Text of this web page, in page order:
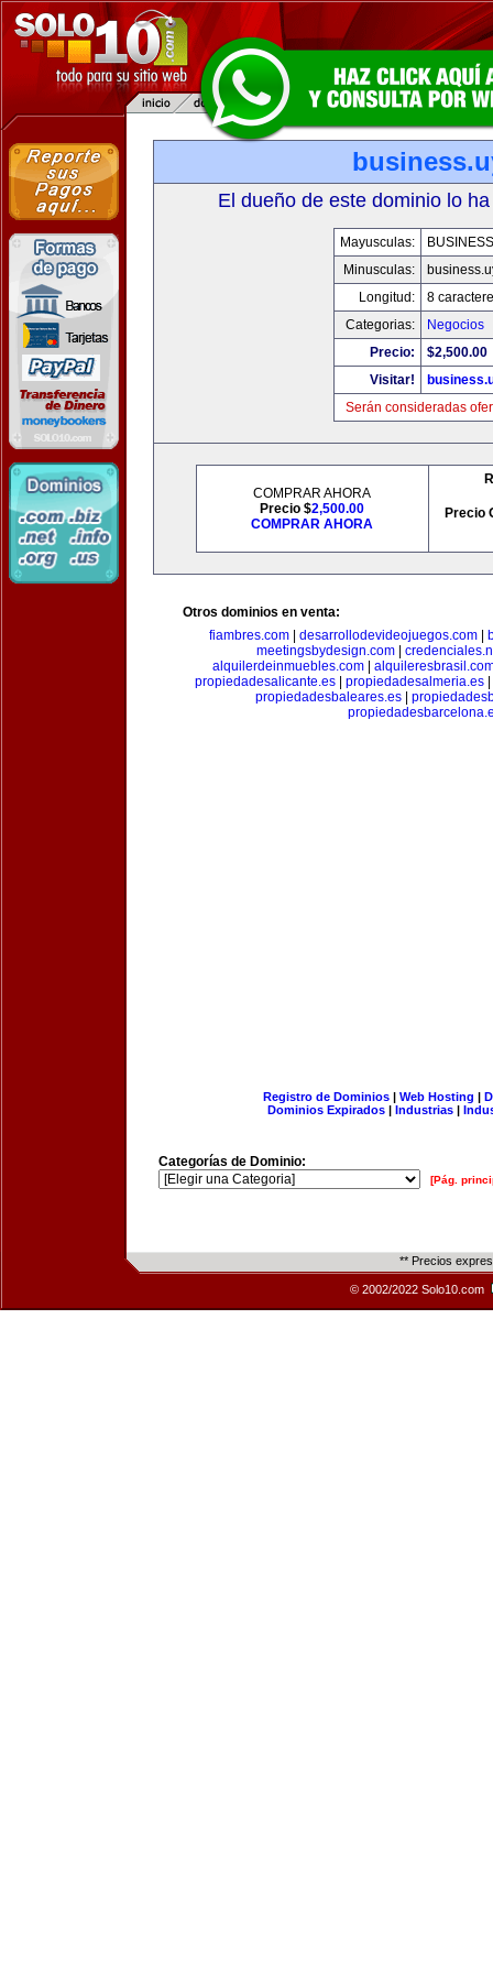
El dueño de este dominio lo
Mayusculas:
Minusculas:
Longitud:
8
Categorias:
Negocios
Precio:
$2,500.00
Visitar!
Serán consideradas
COMPRAR AHORA
Precio $2,500.00
COMPRAR AHORA
Precio
Otros dominios en venta:
fiambres.com| desarrollodevideojuegos.com|
meetingsbydesign.com|
alquilerdeinmuebles.com|
propiedadesalicante.es| propiedadesalmeria.es|
propiedadesbaleares.es
Registro de Dominios| Web Hosting |
Dominios Expirados | Industrias |
Categorías de Dominio:
[Pág.
** Precios
© 2002/2022 Solo10.com